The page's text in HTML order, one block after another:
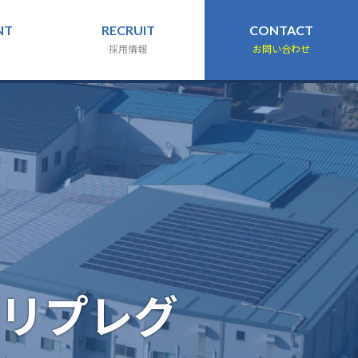
RECRUIT
採用情報
CONTACT
お問い合わせ
プレグ